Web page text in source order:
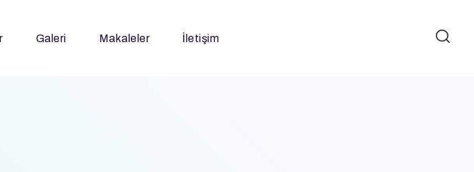
Galeri Makaleler İletişim